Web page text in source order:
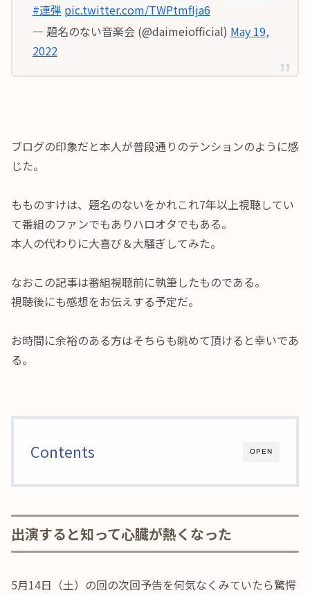
#連弾 pic.twitter.com/TWPtmfIja6
— 題名のない音楽会 (@daimeiofficial) May 19,
2022
ブログの印象だと本人が普段通りのテンションのように感
じた。
もものすけは、題名のないをかれこれ7年以上視聴してい
て番組のファンでもありハロオタでもある。
本人の代わりに大喜び＆大騒ぎしてみた。
なおこの記事は番組視聴前に執筆したものである。
視聴後にも感想をお伝えする予定だ。
お時間に余裕のある方はそちらも眺めて頂けると幸いであ
る。
OPEN
Contents
出演すると知って心臓が熱くなった
5月14日（土）の回の次回予告を何気なくみていたら驚愕